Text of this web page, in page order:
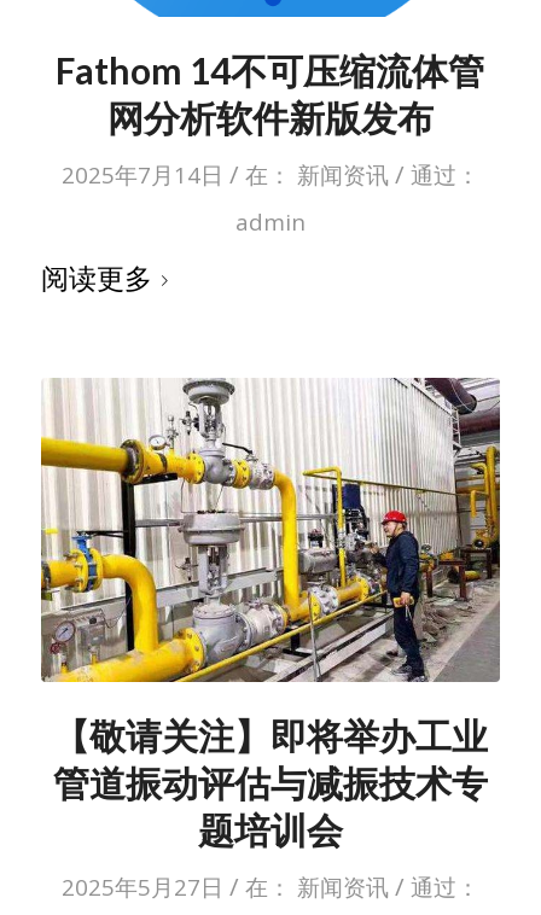
Fathom 14不可压缩流体管
网分析软件新版发布
2025年7月14日 / 在： 新闻资讯 / 通过：
admin
阅读更多
【敬请关注】即将举办工业
管道振动评估与减振技术专
题培训会
2025年5月27日 / 在： 新闻资讯 / 通过：